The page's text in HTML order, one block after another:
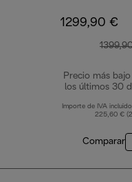
1299,90 €
Precio más bajo
los últimos 30
Importe de IVA
225,60 €
Comparar